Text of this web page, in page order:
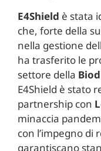
E4Shield è stata
che, forte della
nella gestione
ha trasferito le
settore della
E4Shield è stato
partnership con
minaccia
con l’impegno di
garantiscano